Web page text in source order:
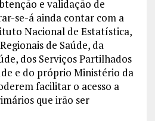
e validação de
se-á ainda contar com a
Nacional de Estatística,
de Saúde, da
dos Serviços Partilhados
e do próprio Ministério da
facilitar o acesso a
que irão ser